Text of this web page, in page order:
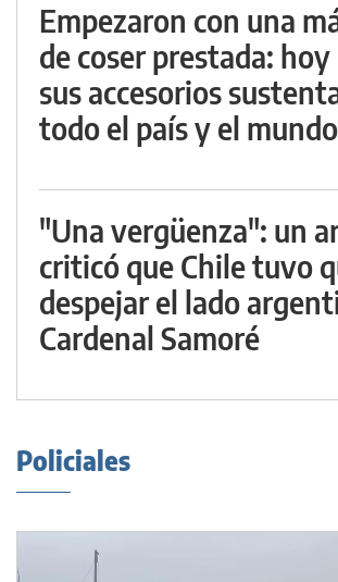
Empezaron con una
de coser prestada:
sus accesorios
todo el país y el mundo
"Una vergüenza": un
criticó que Chile tuvo
despejar el lado
Cardenal Samoré
Policiales